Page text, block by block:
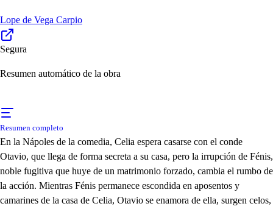
Lope de Vega Carpio
Segura
Resumen automático de la obra
Resumen completo
En la Nápoles de la comedia, Celia espera casarse con el conde
Otavio, que llega de forma secreta a su casa, pero la irrupción de Fénis,
noble fugitiva que huye de un matrimonio forzado, cambia el rumbo de
la acción. Mientras Fénis permanece escondida en aposentos y
camarines de la casa de Celia, Otavio se enamora de ella, surgen celos,